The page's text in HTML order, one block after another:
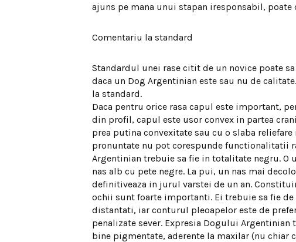
ajuns pe mana unui stapan iresponsabil, poate
Comentariu la standard
Standardul unei rase citit de un novice poate
daca un Dog Argentinian este sau nu de
la standard.
Daca pentru orice rasa capul este important,
din profil, capul este usor convex in partea
prea putina convexitate sau cu o slaba
pronuntate nu pot corespunde functionalitatii
Argentinian trebuie sa fie in totalitate negru. O
nas alb cu pete negre. La pui, un nas mai
definitiveaza in jurul varstei de un an.
ochii sunt foarte importanti. Ei trebuie sa fie
distantati, iar conturul pleoapelor este de
penalizate sever. Expresia Dogului Argentinian
bine pigmentate, aderente la maxilar (nu chiar